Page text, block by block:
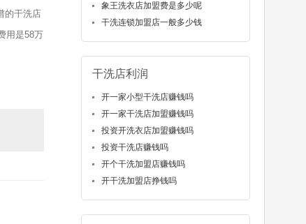
的干洗店
用是58万
象王洗衣店加盟费是多少呢
干洗连锁加盟店一般多少钱
干洗店利润
开一家小型干洗店赚钱吗
开一家干洗店加盟赚钱吗
投资开洗衣店加盟赚钱吗
投资干洗店赚钱吗
开个干洗加盟店赚钱吗
开干洗加盟店挣钱吗